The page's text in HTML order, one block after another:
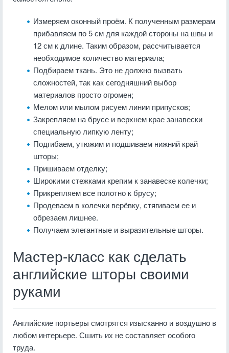
Измеряем оконный проём. К полученным размерам
прибавляем по 5 см для каждой стороны на швы и
12 см к длине. Таким образом, рассчитывается
необходимое количество материала;
Подбираем ткань. Это не должно вызвать
сложностей, так как сегодняшний выбор
материалов просто огромен;
Мелом или мылом рисуем линии припусков;
Закрепляем на брусе и верхнем крае занавески
специальную липкую ленту;
Подгибаем, утюжим и подшиваем нижний край
шторы;
Пришиваем отделку;
Широкими стежками крепим к занавеске колечки;
Прикрепляем все полотно к брусу;
Продеваем в колечки верёвку, стягиваем ее и
обрезаем лишнее.
Получаем элегантные и выразительные шторы.
Мастер-класс как сделать
английские шторы своими
руками
Английские портьеры смотрятся изысканно и воздушно в
любом интерьере. Сшить их не составляет особого
труда.